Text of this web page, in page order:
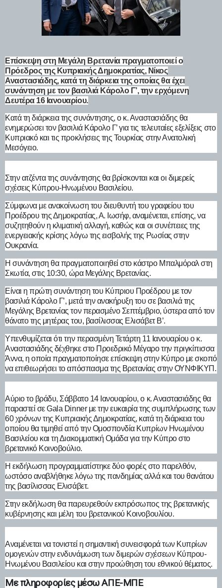
Επίσκεψη στη Μεγάλη Βρετανία πραγματοποιεί ο
Πρόεδρος της Κυπριακής Δημοκρατίας, Νίκος
Αναστασιάδης, κατά τη διάρκεια της οποίας θα έχει
συνάντηση με τον βασιλιά Κάρολο Γ’, την ερχόμενη
Δευτέρα 16 Ιανουαρίου.
Κατά τη διάρκεια της συνάντησης, ο κ. Αναστασιάδης θα
ενημερώσει τον βασιλιά Κάρολο Γ’ για τις τελευταίες εξελίξεις στο
Κυπριακό και τις προκλήσεις της Τουρκίας στην Ανατολική
Μεσόγειο.
Στην ατζέντα της συνάντησης θα βρίσκονται και οι διμερείς
σχέσεις Κύπρου-Ηνωμένου Βασιλείου.
Σύμφωνα με ανακοίνωση του διευθυντή του γραφείου του
Προέδρου της Δημοκρατίας, Α. Ιωσήφ, αναμένεται, επίσης, να
συζητηθούν η κλιματική αλλαγή, καθώς και οι συνέπειες της
ενεργειακής κρίσης λόγω της εισβολής της Ρωσίας στην
Ουκρανία.
Η συνάντηση θα πραγματοποιηθεί στο κάστρο Μπαλμόραλ στη
Σκωτία, στις 10:30, ώρα Μεγάλης Βρετανίας.
Είναι η πρώτη συνάντηση του Κύπριου Προέδρου με τον
βασιλιά Κάρολο Γ’, μετά την ανακήρυξη του σε βασιλιά της
Μεγάλης Βρετανίας τον περασμένο Σεπτέμβριο, ύστερα από τον
θάνατο της μητέρας του, βασίλισσας Ελισάβετ Β’.
Υπενθυμίζεται ότι την περασμένη Τετάρτη 11 Ιανουαρίου ο κ.
Αναστασιάδης δέχθηκε στο Προεδρικό Μέγαρο την πριγκίπισσα
Άννα, η οποία πραγματοποίησε επίσκεψη στην Κύπρο με σκοπό
να επιθεωρήσει το απόσπασμα της Βρετανίας στην ΟΥΝΦΙΚΥΠ.
Αύριο το βράδυ, Σάββατο 14 Ιανουαρίου, ο κ. Αναστασιάδης θα
παραστεί σε Gala Dinner με την ευκαιρία της συμπλήρωσης των
60 χρόνων της Κυπριακής Δημοκρατίας, κατά τη διάρκεια του
οποίου θα τιμηθεί από την Ομοσπονδία Κυπρίων Ηνωμένου
Βασιλείου και τη Διακομματική Ομάδα για την Κύπρο στο
βρετανικό Κοινοβούλιο.
Η εκδήλωση προγραμματίστηκε δύο φορές στο παρελθόν,
ωστόσο αναβλήθηκε λόγω της πανδημίας αλλά και του θανάτου
της βασίλισσας Ελισάβετ.
Στην εκδήλωση θα παρευρεθούν εκπρόσωπος της βρετανικής
κυβέρνησης και μέλη του βρετανικού Κοινοβουλίου.
Αναμένεται να τονιστεί η σημαντική συνεισφορά των Κυπρίων
ομογενών στην ενδυνάμωση των διμερών σχέσεων Κύπρου-
Ηνωμένου Βασιλείου και στην προώθηση του εθνικού θέματος.
Με πληροφορίες μέσω ΑΠΕ-ΜΠΕ